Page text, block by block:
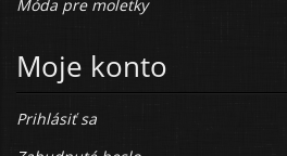
Móda pre moletky
Moje konto
Prihlásiť sa